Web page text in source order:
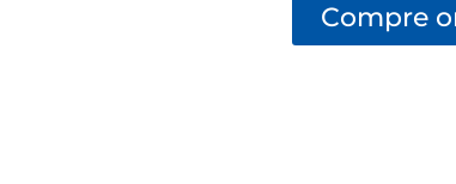
Compre